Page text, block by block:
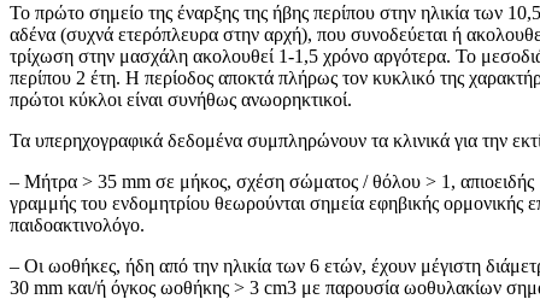
Το πρώτο σημείο της έναρξης της ήβης περίπου στην ηλικία των
αδένα (συχνά ετερόπλευρα στην αρχή), που συνοδεύεται ή
τρίχωση στην μασχάλη ακολουθεί 1-1,5 χρόνο αργότερα. Το
περίπου 2 έτη. Η περίοδος αποκτά πλήρως τον κυκλικό της
πρώτοι κύκλοι είναι συνήθως ανωορηκτικοί.
Τα υπερηχογραφικά δεδομένα συμπληρώνουν τα κλινικά για την
– Μήτρα > 35 mm σε μήκος, σχέση σώματος / θόλου > 1, απιοειδής
γραμμής του ενδομητρίου θεωρούνται σημεία εφηβικής ορμονικής
παιδοακτινολόγο.
– Οι ωοθήκες, ήδη από την ηλικία των 6 ετών, έχουν μέγιστη
30 mm και/ή όγκος ωοθήκης > 3 cm3 με παρουσία ωοθυλακίων